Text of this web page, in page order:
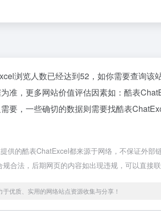
浏览人数已经达到52，如你需要查询该
准，更多网站价值评估因素如：酷表
要，一些确切的数据则需要找酷表
供的酷表ChatExcel都来源于网络，不保证外
合法，后期网页的内容如出现违规，可以直接
于优质、实用的网络站点资源收集与分享！